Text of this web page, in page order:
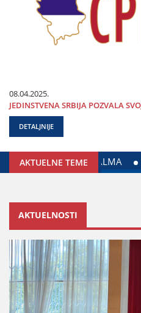
08.04.2025.
ЈEDINSTVENA SRBIЈA POZVALA
DETALJNIJE
AKTUELNE TEME
NASTAVAK SARADNjE
AKTUELNOSTI